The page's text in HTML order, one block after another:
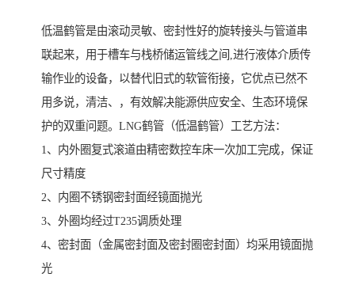
低温鹤管是由滚动灵敏、密封性好的旋转接头与管道串
联起来，用于槽车与栈桥储运管线之间,进行液体介质传
输作业的设备，以替代旧式的软管衔接，它优点已然不
用多说，清洁、，有效解决能源供应安全、生态环境保
护的双重问题。LNG鹤管（低温鹤管）工艺方法：
1、内外圈复式滚道由精密数控车床一次加工完成，保证
尺寸精度
2、内圈不锈钢密封面经镜面抛光
3、外圈均经过T235调质处理
4、密封面（金属密封面及密封圈密封面）均采用镜面抛
光